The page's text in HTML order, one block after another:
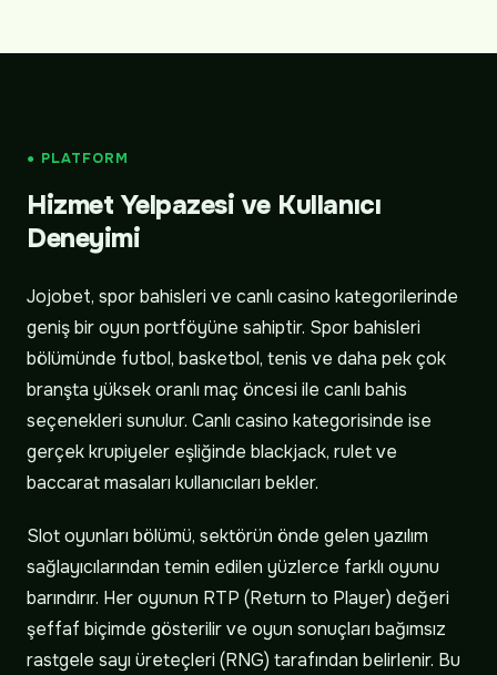
● PLATFORM
Hizmet Yelpazesi ve Kullanıcı
Deneyimi
Jojobet, spor bahisleri ve canlı casino kategorilerinde
geniş bir oyun portföyüne sahiptir. Spor bahisleri
bölümünde futbol, basketbol, tenis ve daha pek çok
branşta yüksek oranlı maç öncesi ile canlı bahis
seçenekleri sunulur. Canlı casino kategorisinde ise
gerçek krupiyeler eşliğinde blackjack, rulet ve
baccarat masaları kullanıcıları bekler.
Slot oyunları bölümü, sektörün önde gelen yazılım
sağlayıcılarından temin edilen yüzlerce farklı oyunu
barındırır. Her oyunun RTP (Return to Player) değeri
şeffaf biçimde gösterilir ve oyun sonuçları bağımsız
rastgele sayı üreteçleri (RNG) tarafından belirlenir. Bu